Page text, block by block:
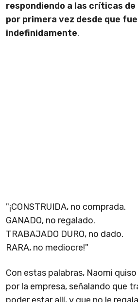
respondiendo a las críticas
por primera vez desde que
indefinidamente.
"¡CONSTRUIDA, no comprada.
GANADO, no regalado.
TRABAJADO DURO, no dado.
RARA, no mediocre!"
Con estas palabras, Naomi
por la empresa, señalando que